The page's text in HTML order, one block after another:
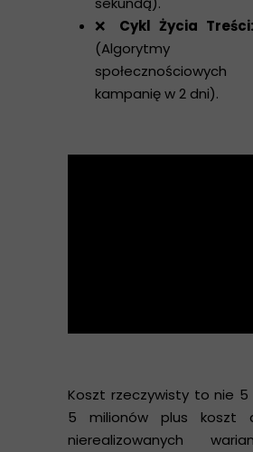
❌ Cykl Życia
(Algorytmy
kampanię w 2 dni).
Koszt rzeczywisty to nie 5
5 milionów plus koszt
nierealizowanych